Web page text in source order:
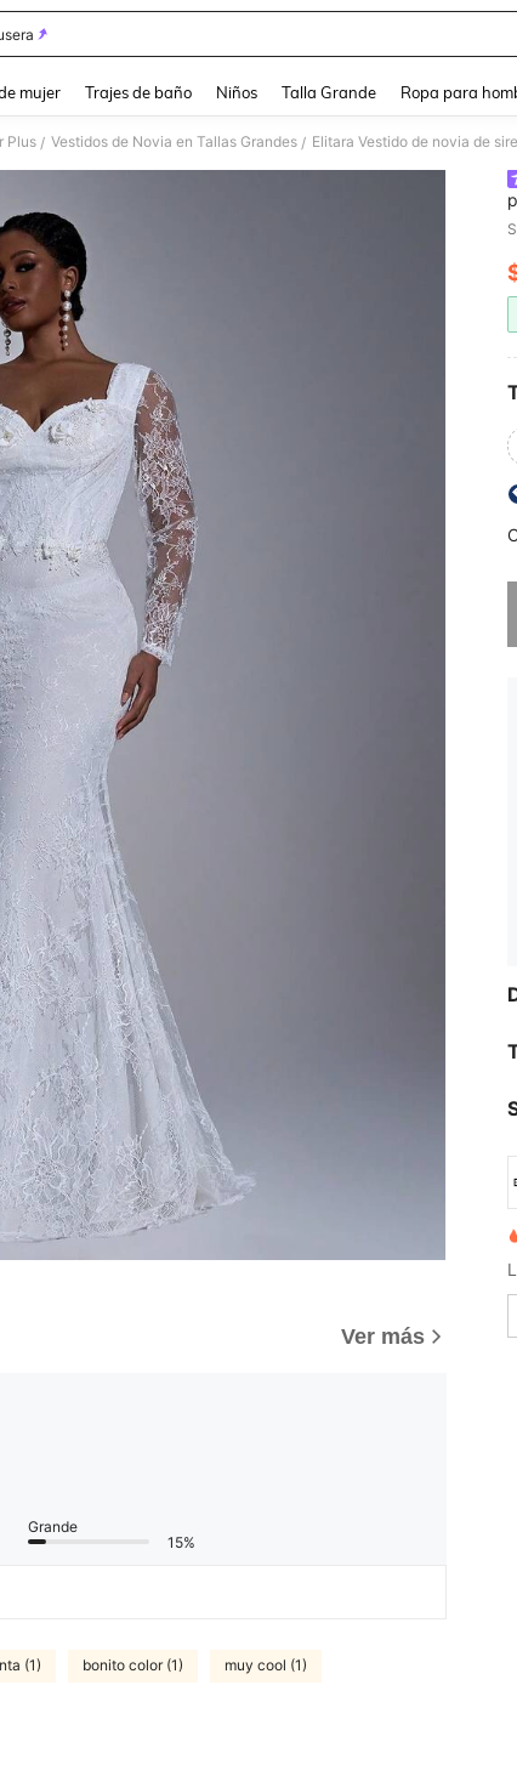
mujer Trajes de baño Niños Talla Grande Ropa para
Plus / Vestidos de Novia en Tallas Grandes /
Ver más
Grande
15%
(1) bonito color (1) muy cool (1)